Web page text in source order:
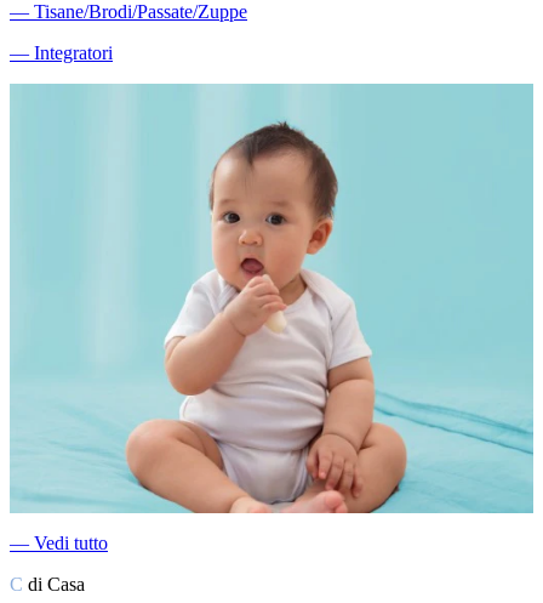
― Tisane/Brodi/Passate/Zuppe
― Integratori
― Vedi tutto
C di Casa